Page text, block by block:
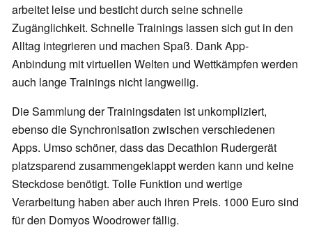
arbeitet leise und besticht durch seine schnelle
Zugänglichkeit. Schnelle Trainings lassen sich gut in den
Alltag integrieren und machen Spaß. Dank App-
Anbindung mit virtuellen Welten und Wettkämpfen werden
auch lange Trainings nicht langweilig.
Die Sammlung der Trainingsdaten ist unkompliziert,
ebenso die Synchronisation zwischen verschiedenen
Apps. Umso schöner, dass das Decathlon Rudergerät
platzsparend zusammengeklappt werden kann und keine
Steckdose benötigt. Tolle Funktion und wertige
Verarbeitung haben aber auch ihren Preis. 1000 Euro sind
für den Domyos Woodrower fällig.